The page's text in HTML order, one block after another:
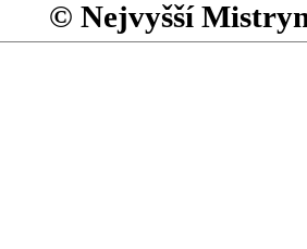
© Nejvyšší